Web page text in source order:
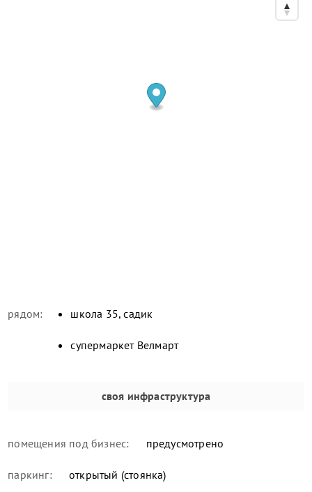
рядом: школа 35, садик
супермаркет Велмарт
своя инфраструктура
помещения под бизнес: предусмотрено
паркинг: открытый (стоянка)